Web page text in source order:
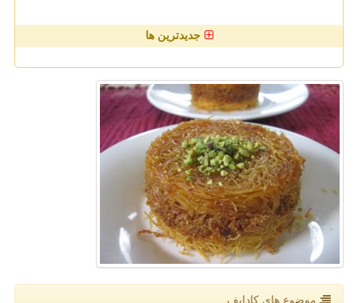
جدیدترین ها
موضوع های كادایف